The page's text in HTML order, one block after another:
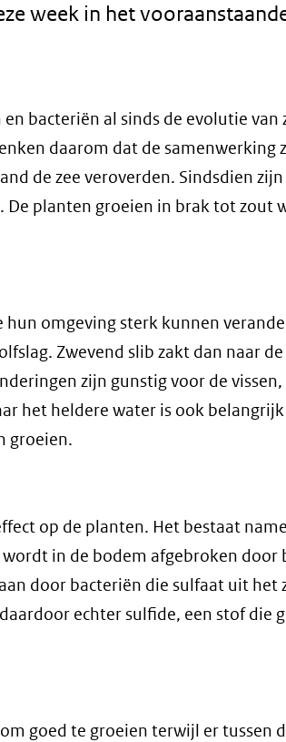
week in het
bacteriën al sinds de evolutie van
daarom dat de samenwerking
de zee veroverden. Sindsdien zijn
planten groeien in brak tot zout
hun omgeving sterk kunnen
Zwevend slib zakt dan naar
zijn gunstig voor de
het heldere water is ook
groeien.
op de planten. Het bestaat
in de bodem afgebroken door
door bacteriën die sulfaat uit het
echter sulfide, een stof die
goed te groeien terwijl er tussen